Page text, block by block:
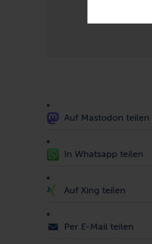
Auf Mastodon teilen
In Whatsapp teilen
Auf Xing teilen
Per E-Mail teilen